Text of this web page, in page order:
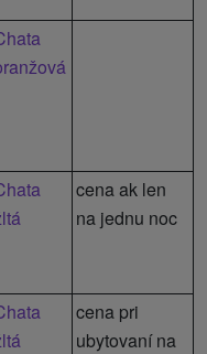
cena ak len
na jednu noc
cena pri
ubytovaní na